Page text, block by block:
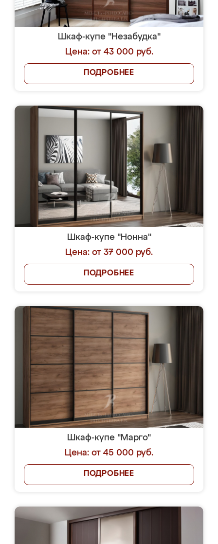
Шкаф-купе "Незабудка"
Цена: от 43 000 руб.
ПОДРОБНЕЕ
Шкаф-купе "Нонна"
Цена: от 37 000 руб.
ПОДРОБНЕЕ
Шкаф-купе "Марго"
Цена: от 45 000 руб.
ПОДРОБНЕЕ